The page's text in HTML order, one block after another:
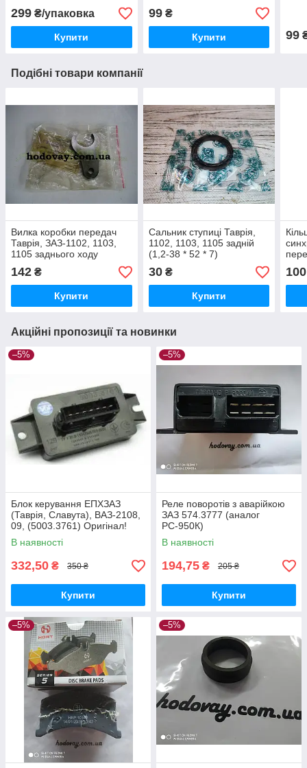
299 ₴/упаковка
Купити
99₴
Купити 99
Подібні товари компанії
Вилка коробки передач
Таврія, ЗАЗ-1102, 1103,
1105 заднього ходу
142 ₴
Купити
Сальник ступиці Таврія,
1102, 1103, 1105 задній
(1,2-38 * 52 * 7)
30₴
Купити
100
Акційні пропозиції та новинки
–5%
Блок керування ЕПХЗАЗ
(Таврія, Славута), ВАЗ-2108,
09, (5003.3761) Оригінал!
В наявності
332,50 ₴ 350 ₴
Купити
–5%
Реле поворотів з аварійкою
ЗАЗ 574.3777 (аналог
РС-950К)
В наявності
194,75 ₴ 205 ₴
Купити
–5% –5%